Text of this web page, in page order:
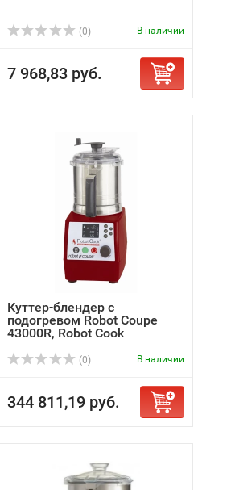
(0) В наличии
7 968,83 руб.
Куттер-блендер с
подогревом Robot Coupe
43000R, Robot Cook
(0) В наличии
344 811,19 руб.